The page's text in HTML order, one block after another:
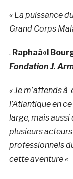
« La puissance
Grand Corps
. Raphaà«l
Fondation J.
« Je m’attends
l’Atlantique en
large, mais aussi
plusieurs
professionnels
cette aventure «